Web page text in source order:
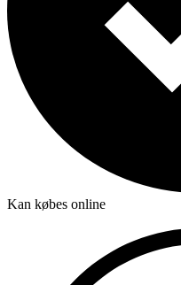
Kan købes online